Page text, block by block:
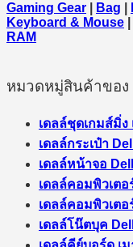
Gaming Gear
Bag
Keyboard & Mouse
RAM
หมวดหมู่สินค้าของ
เดลล์ชุดเกมส์มิ่ง
เดลล์กระเป๋า
เดลล์หน้าจอ
เดลล์คอมพิวเต
เดลล์คอมพิวเต
เดลล์โน๊ตบุค